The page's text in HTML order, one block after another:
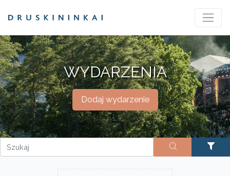
WYDARZENIA
Dodaj wydarzenie